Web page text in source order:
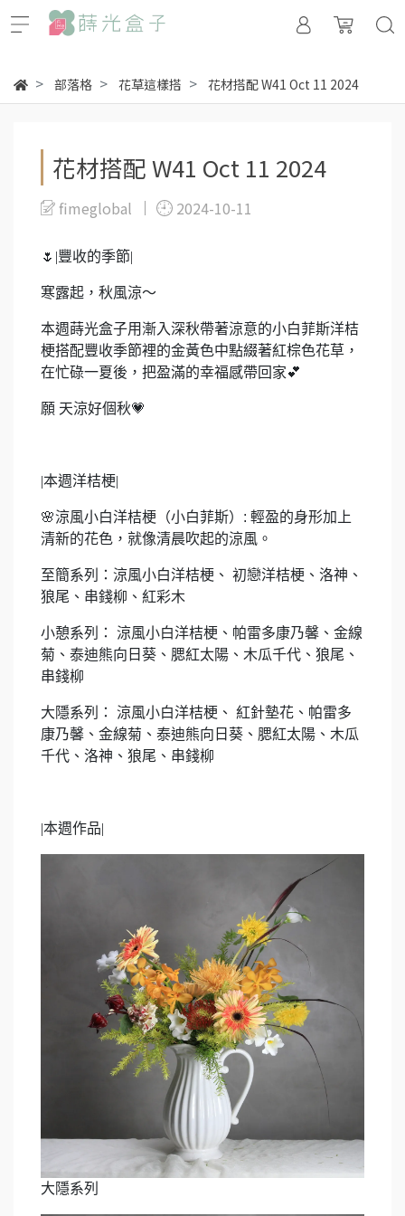
部落格 花草這樣搭 花材搭配 W41 Oct 11 2024
花材搭配 W41 Oct 11 2024
fimeglobal 2024-10-11
🌷 |豐收的季節|
寒露起，秋風涼～
本週蒔光盒子用漸入深秋帶著涼意的小白菲斯洋桔
梗搭配豐收季節裡的金黃色中點綴著紅棕色花草，
在忙碌一夏後，把盈滿的幸福感帶回家💕
願 天涼好個秋💗
|本週洋桔梗|
🌸涼風小白洋桔梗（小白菲斯） : 輕盈的身形加上
清新的花色，就像清晨吹起的涼風。
至簡系列： 涼風小白洋桔梗、 初戀洋桔梗、洛神、
狼尾、串錢柳、紅彩木
小憩系列： 涼風小白洋桔梗、帕雷多康乃馨、金線
菊、泰迪熊向日葵、腮紅太陽、木瓜千代、狼尾、
串錢柳
大隱系列： 涼風小白洋桔梗、 紅針墊花、帕雷多
康乃馨、金線菊、泰迪熊向日葵、腮紅太陽、木瓜
千代、洛神、狼尾、串錢柳
|本週作品|
大隱系列